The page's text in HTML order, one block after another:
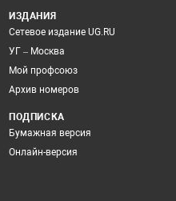
ИЗДАНИЯ
Сетевое издание UG.RU
УГ – Москва
Мой профсоюз
Архив номеров
ПОДПИСКА
Бумажная версия
Онлайн-версия